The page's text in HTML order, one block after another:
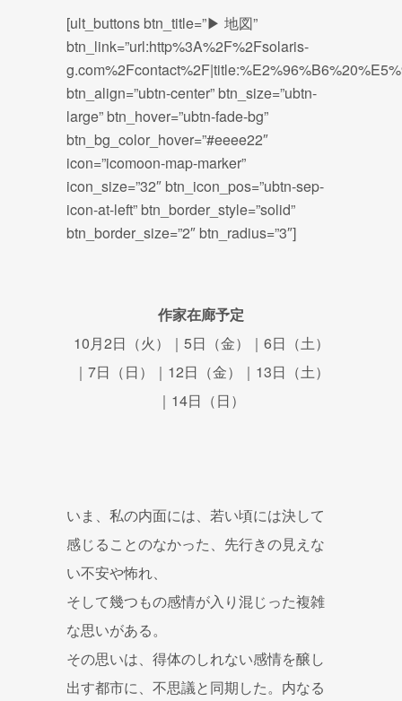
[ult_buttons btn_title=”▶ 地図”
btn_link=”url:http%3A%2F%2Fsolaris-
btn_align=”ubtn-center” btn_size=”ubtn-
large” btn_hover=”ubtn-fade-bg”
btn_bg_color_hover=”#eeee22″
icon=”icomoon-map-marker”
icon_size=”32″ btn_icon_pos=”ubtn-sep-
icon-at-left” btn_border_style=”solid”
btn_border_size=”2″ btn_radius=”3″]
作家在廊予定
10月2日（火）｜5日（金）｜6日（土）
｜7日（日）｜12日（金）｜13日（土）
｜14日（日）
いま、私の内面には、若い頃には決して
感じることのなかった、先行きの見えな
い不安や怖れ、
そして幾つもの感情が入り混じった複雑
な思いがある。
その思いは、得体のしれない感情を醸し
出す都市に、不思議と同期した。内なる